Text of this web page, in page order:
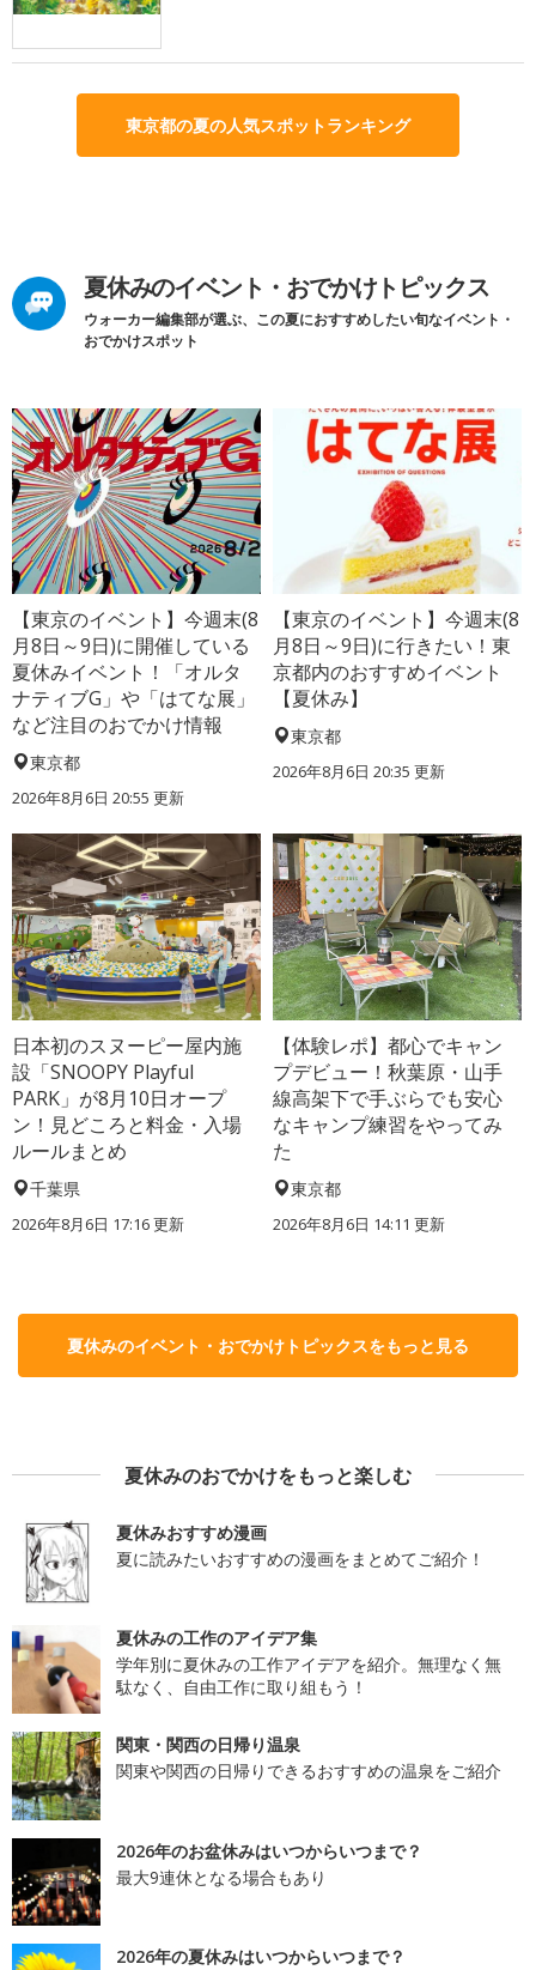
東京都の夏の人気スポットランキング
夏休みのイベント・おでかけトピックス
ウォーカー編集部が選ぶ、この夏におすすめしたい旬なイベント・
おでかけスポット
【東京のイベント】今週末(8
月8日～9日)に開催している
夏休みイベント！「オルタ
ナティブG」や「はてな展」
など注目のおでかけ情報
東京都
2026年8月6日 20:55 更新
【東京のイベント】今週末(8
月8日～9日)に行きたい！東
京都内のおすすめイベント
【夏休み】
東京都
2026年8月6日 20:35 更新
日本初のスヌーピー屋内施
設「SNOOPY Playful
PARK」が8月10日オープ
ン！見どころと料金・入場
ルールまとめ
千葉県
2026年8月6日 17:16更新
【体験レポ】都心でキャン
プデビュー！秋葉原・山手
線高架下で手ぶらでも安心
なキャンプ練習をやってみ
た
東京都
2026年8月6日 14:11 更新
夏休みのイベント・おでかけトピックスをもっと見る
夏休みのおでかけをもっと楽しむ
夏休みおすすめ漫画
夏に読みたいおすすめの漫画をまとめてご紹介！
夏休みの工作のアイデア集
学年別に夏休みの工作アイデアを紹介。無理なく無
駄なく、自由工作に取り組もう！
関東・関西の日帰り温泉
関東や関西の日帰りできるおすすめの温泉をご紹介
2026年のお盆休みはいつからいつまで？
最大9連休となる場合もあり
2026年の夏休みはいつからいつまで？